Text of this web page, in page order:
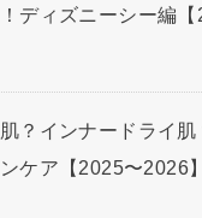
ディズニーシー編【
？インナードライ
ケア【2025〜2026】